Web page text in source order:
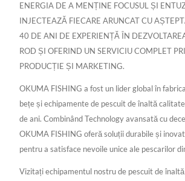
ENERGIA DE A MENȚINE FOCUSUL ȘI
INJECTEAZĂ FIECARE ARUNCAT CU
40 DE ANI DE EXPERIENȚĂ ÎN
ROD ȘI OFERIND UN SERVICIU COMPLET
PRODUCȚIE ȘI MARKETING.
OKUMA FISHING a fost un lider global în
bețe și echipamente de pescuit de înaltă
de ani. Combinând Technology avansată cu
OKUMA FISHING oferă soluții durabile și
pentru a satisface nevoile unice ale pescarilor
Vizitați echipamentul nostru de pescuit de